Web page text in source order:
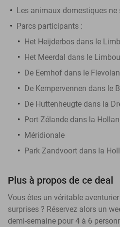
Les animaux domestiques
Parcs participants :
Het Heijderbos dans le
Het Meerdal dans le
De Eemhof dans le
De Kempervennen dans le
De Huttenheugte dans la
Port Zélande dans la
Méridionale
Park Zandvoort dans la
Plus à propos de ce deal
Vous êtes un véritable
surprises ? Réservez alors un
demi-semaine pour 4 à 6